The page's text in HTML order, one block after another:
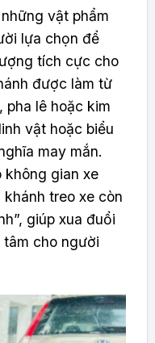
vật phẩm
lựa chọn để
tích cực cho
được làm từ
lê hoặc kim
vật hoặc biểu
may mắn.
không gian xe
treo xe còn
giúp xua đuổi
cho người